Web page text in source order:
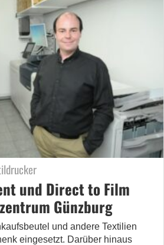
und Direct to Film
Günzburg
und andere Textilien
eingesetzt. Darüber hinaus